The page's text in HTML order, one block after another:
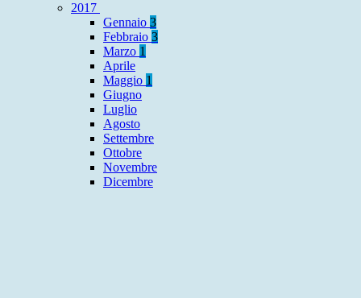
2017
Gennaio 3
Febbraio 3
Marzo 1
Aprile
Maggio 1
Giugno
Luglio
Agosto
Settembre
Ottobre
Novembre
Dicembre